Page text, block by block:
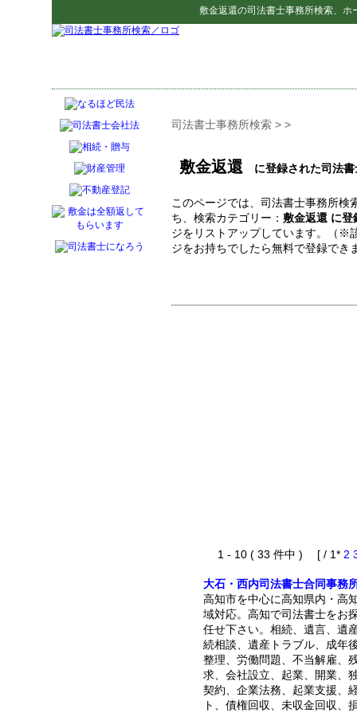
敷金返還の司法書士事務所検索、ホ
司法書士事務所検索 > >
敷金返還 に登録された司法書
このページでは、司法書士事務所検
ち、検索カテゴリー： 敷金返還 に登
ジをリストアップしています。（※
ジをお持ちでしたら無料で登録でき
1 - 10 ( 33 件中 ) [ / 1* 2
大石・西内司法書士合同事務
高知市を中心に高知県内・高
域対応。高知で司法書士をお
任せ下さい。相続、遺言、遺
続相談、遺産トラブル、成年
整理、労働問題、不当解雇、
求、会社設立、起業、開業、
契約、企業法務、起業支援、
ト、債権回収、未収金回収、